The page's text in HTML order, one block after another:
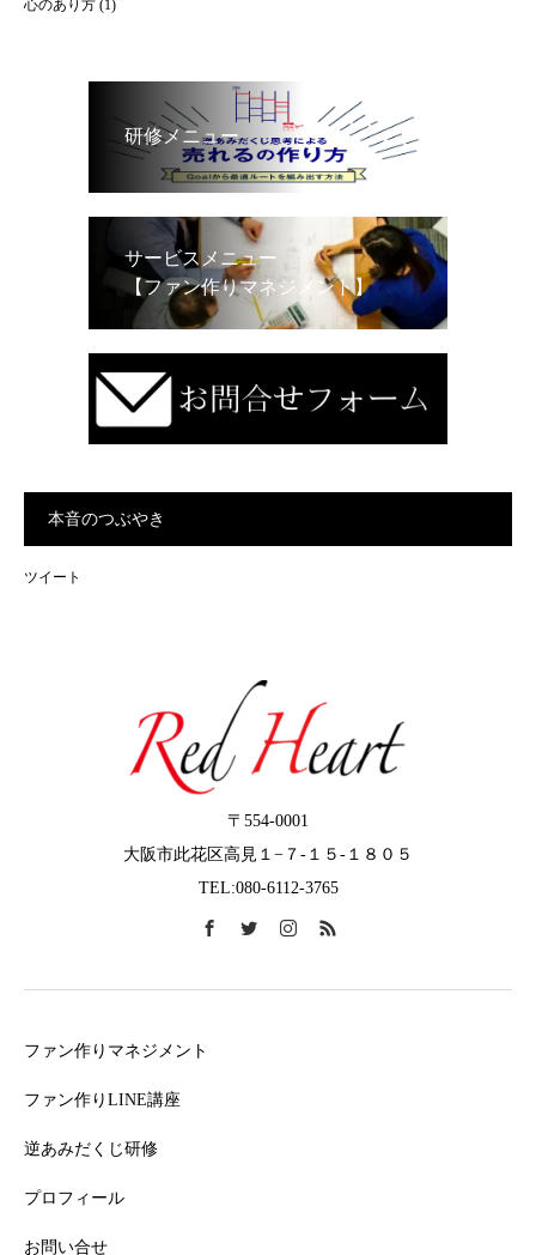
心のあり方 (1)
研修メニュー
サービスメニュー
【ファン作りマネジメント】
本音のつぶやき
ツイート
〒554-0001
大阪市此花区高見１−７-１５-１８０５
TEL:080-6112-3765
ファン作りマネジメント
ファン作りLINE講座
逆あみだくじ研修
プロフィール
お問い合せ